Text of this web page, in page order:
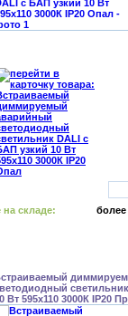
на складе: более
Вт 595x110 3000К IP20